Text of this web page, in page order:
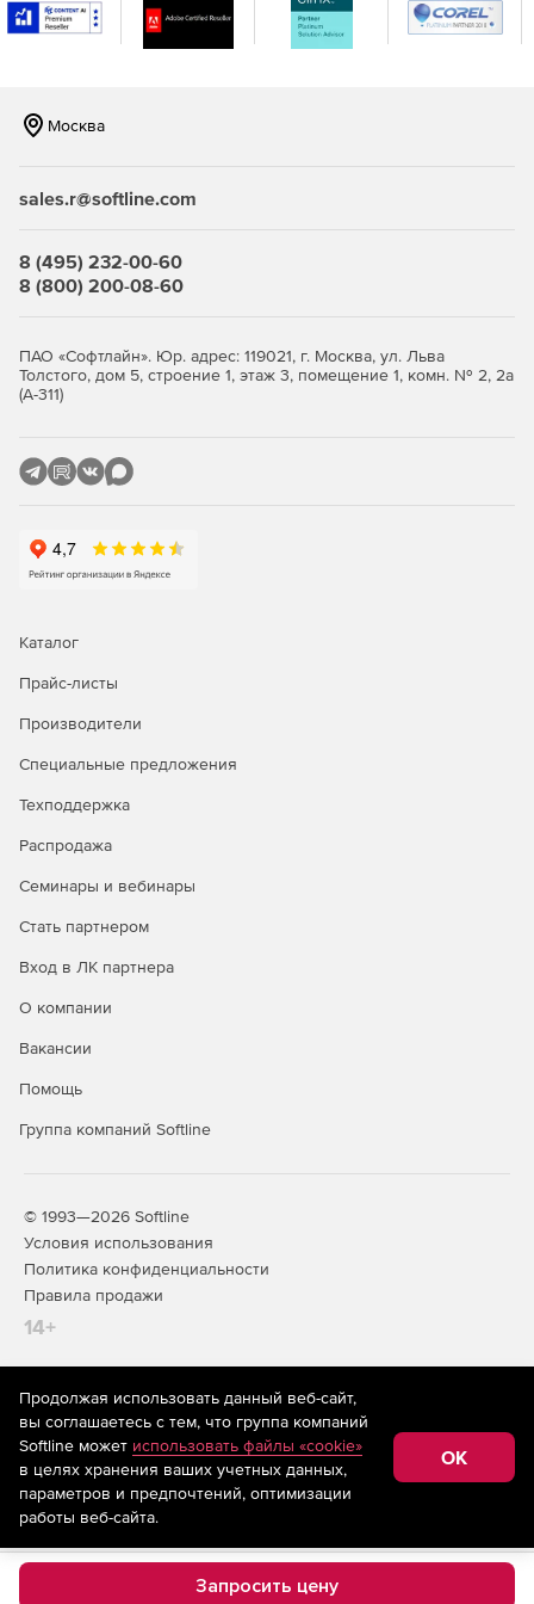
Комплексная система оповещения.
Любой сбой в
полное представление об IT-инфраструктуре и
удаленной работы с базами данных для
восстановления файлов.
9 благородных истин сетей, серверов и мониторинга
приложений (pdf)
WhatsUp Gold: Устранение сложностей управления вашей
IT-средой (pdf).
Работает ли на вас программное обеспечение для
Запросить цену
Москва
sales.r@softline.com
8 (495) 232-00-60
8 (800) 200-08-60
ПАО «Софтлайн». Юр. адрес: 119021, г. Москва, ул. Льва
Толстого, дом 5, строение 1, этаж 3, помещение 1, комн. № 2, 2а
(А-311)
Каталог
Прайс-листы
Производители
Специальные предложения
Техподдержка
Распродажа
Семинары и вебинары
Стать партнером
Вход в ЛК партнера
О компании
Вакансии
Помощь
Группа компаний Softline
© 1993—2026 Softline
Условия использования
Политика конфиденциальности
Правила продажи
14+
На информационном ресурсе store.softline.ru применяются
рекомендательные технологии(информационные технологии
предоставления информации на основе сбора,
систематизации и анализа сведений, относящихся к
предпочтениям пользователей сети «Интернет»,
находящихся на территории Российской Федерации)
Продолжая использовать данный веб-сайт,
вы соглашаетесь с тем, что группа компаний
Softline может использовать файлы «cookie»
в целях хранения ваших учетных данных,
параметров и предпочтений, оптимизации
работы веб-сайта.
OK